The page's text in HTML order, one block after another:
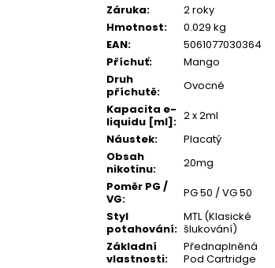
Záruka:
2 roky
Hmotnost:
0.029 kg
EAN:
5061077030364
Příchuť:
Mango
Druh
příchutě:
Ovocné
Kapacita e-
liquidu [ml]: 2 x 2ml
Náustek:
Placatý
Obsah
nikotinu:
20mg
Poměr PG /
VG:
PG 50 / VG 50
Styl
potahování:
MTL (Klasické
šlukování)
Základní
vlastnosti:
Přednaplněná
Pod Cartridge